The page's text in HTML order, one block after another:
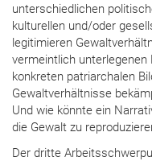
unterschiedlichen
kulturellen und/oder
legitimieren
vermeintlich unterlegenen
konkreten patriarchalen
Gewaltverhältnisse
Und wie könnte ein
die Gewalt zu
Der dritte